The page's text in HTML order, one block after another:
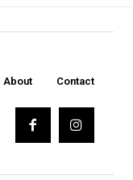
About Contact